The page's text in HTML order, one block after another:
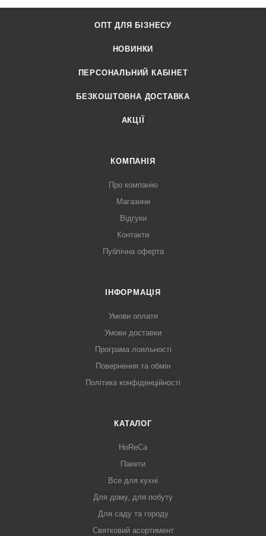
ОПТ ДЛЯ БІЗНЕСУ
НОВИНКИ
ПЕРСОНАЛЬНИЙ КАБІНЕТ
БЕЗКОШТОВНА ДОСТАВКА
АКЦІЇ
КОМПАНІЯ
Про компанію
Магазини
Відгуки
Контакти
Публічна оферта
ІНФОРМАЦІЯ
Умови оплати
Умови доставки
Програма лояльності
Повернення та обмін
Політика конфіденційності
КАТАЛОГ
HoReCa
Пакети
Все для кухні
Для дому, для побуту
Для саду та городу
Святковий асортимент